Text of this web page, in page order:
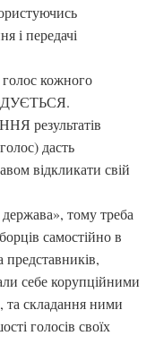
передачі
кожного
результатів
дасть
відкликати свій
тому треба
самостійно в
представників,
себе корупційними
та складання ними
голосів своїх